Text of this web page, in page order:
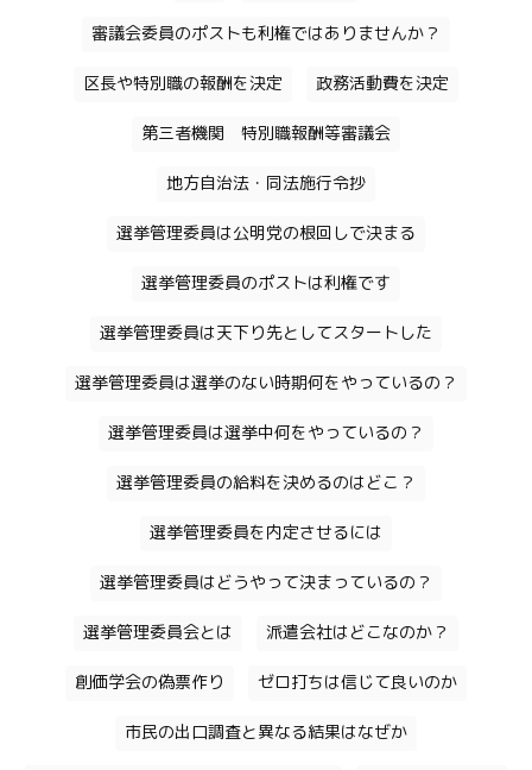
審議会委員のポストも利権ではありませんか？
区長や特別職の報酬を決定 政務活動費を決定
第三者機関 特別職報酬等審議会
地方自治法・同法施行令抄
選挙管理委員は公明党の根回しで決まる
選挙管理委員のポストは利権です
選挙管理委員は天下り先としてスタートした
選挙管理委員は選挙のない時期何をやっているの？
選挙管理委員は選挙中何をやっているの？
選挙管理委員の給料を決めるのはどこ？
選挙管理委員を内定させるには
選挙管理委員はどうやって決まっているの？
選挙管理委員会とは 派遣会社はどこなのか？
創価学会の偽票作り ゼロ打ちは信じて良いのか
市民の出口調査と異なる結果はなぜか